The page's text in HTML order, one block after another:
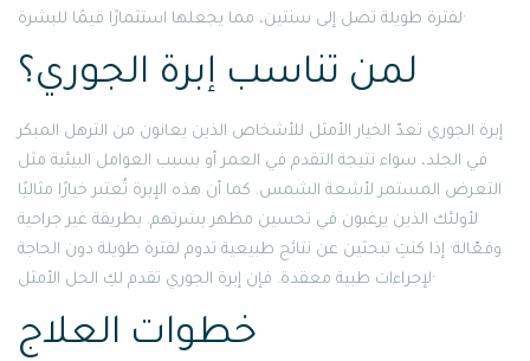
لفترة طويلة تصل إلى سنتين، مما يجعلها استثمارًا قيمًا للبشرة·
لمن تناسب إبرة الجوري؟
إبرة الجوري تعدّ الخيار الأمثل للأشخاص الذين يعانون من الترهل المبكر
في الجلد، سواء نتيجة التقدم في العمر أو بسبب العوامل البيئية مثل
التعرض المستمر لأشعة الشمس. كما أن هذه الإبرة تُعتبر خيارًا مثاليًا
لأولئك الذين يرغبون في تحسين مظهر بشرتهم. بطريقة غير جراحية
وفعّالة· إذا كنتِ تبحثين عن نتائج طبيعية تدوم لفترة طويلة دون الحاجة
لإجراءات طبية معقدة. فإن إبرة الجوري تقدم لكِ الحل الأمثل·
خطوات العلاج